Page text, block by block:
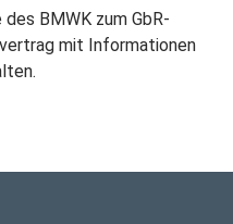
BMWK zum GbR-
mit Informationen